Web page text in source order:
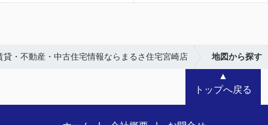
貸・不動産・中古住宅情報ならまるさ住宅宮崎店 地図から探す
▲
トップへ戻る